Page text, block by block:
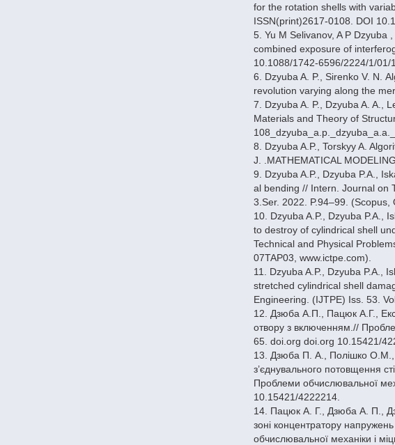
for the rotation shells with
ISSN(print)2617-0108. DOI
5. Yu M Selivanov, A P
combined exposure of
10.1088/1742-6596/2224/1/
6. Dzyuba A. P., Sirenko V. N.
revolution varying along the
7. Dzyuba A. P., Dzyuba A. A.,
Materials and Theory of
8. Dzyuba A.P., Torskyy A.
J. .MATHEMATICAL
9. Dzyuba A.P., Dzyuba P.A.,
al bending // Intern. Journal on
3.Ser. 2022. P.94–99. (Scopus,
10. Dzyuba A.P., Dzyuba P.A.,
to destroy of cylindrical shell
Technical and Physical
07TAP03, www.ictpe.com).
11. Dzyuba A.P., Dzyuba P.A.,
stretched cylindrical shell
Engineering. (IJTPE) Iss. 53.
12. Дзюба А.П., Пацюк А.Г.,
отвору з включенням.//
65. doi.org doi.org 10.15421/
13. Дзюба П. А., Полішко О.М.,
з’єднувального потовщення
Проблеми обчислювальної
10.15421/4222214.
14. Пацюк А. Г., Дзюба А. П.,
зоні концентратору
обчислювальної механіки і